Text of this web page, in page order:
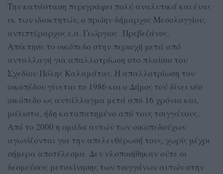
Την κατάσταση περιγράφει πολύ αναλυτικά και ένας
εκ των ιδιοκτητών, ο πρώην δήμαρχος Μεσολογγίου,
αντιπτέραρχος ε.α. Γεώργιος Πρεβεζάνος.
Απέκτησε το οικόπεδο στην περιοχή μετά από
ανταλλαγή για απαλλοτρίωση στο πλαίσιο του
Σχεδίου Πόλης Καλαμάτας. Η απαλλοτρίωση του
οικοπέδου γίνεται το 1986 και ο Δήμος τού δίνει νέο
οικόπεδο ως αντάλλαγμα μετά από 16 χρόνια και,
μάλιστα, ήδη καταπατημένο από τους τσιγγάνους.
Από το 2000 η ομάδα αυτών των οικοπεδούχων
αγωνίζονται για την απελευθέρωσή τους, χωρίς μέχρι
σήμερα αποτέλεσμα. Δεν υλοποιήθηκαν ούτε οι
δεσμεύσεις μετακίνησης των τσιγγάνων αυτών στην